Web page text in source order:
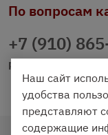
По вопросам
+7 (910)
Наш сайт
удобства
представляют
содержащие